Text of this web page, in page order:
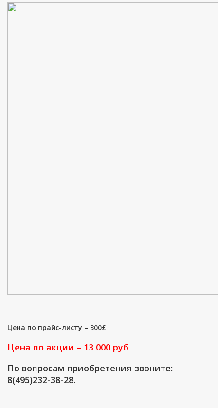
Цена по прайс-листу – 300£
Цена по акции – 13 000 руб.
По вопросам приобретения звоните:
8(495)232-38-28.